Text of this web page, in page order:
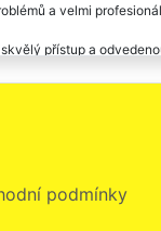
a velmi
přístup a
pánové jsou milý
a velmi ochotní.
k práci předčil moje
-Prešov. Velká
podmínky